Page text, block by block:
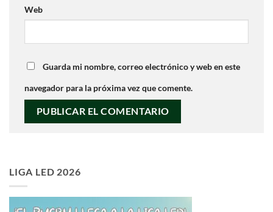
Web
Guarda mi nombre, correo electrónico y web en este
navegador para la próxima vez que comente.
LIGA LED 2026